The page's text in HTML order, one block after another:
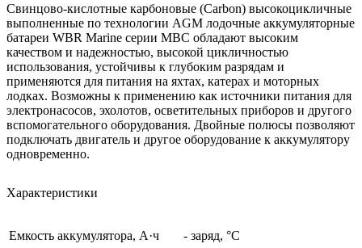
Свинцово-кислотные карбоновые (Carbon) высокоцикличные
выполненные по технологии AGM лодочные аккумуляторные
батареи WBR Marine серии MBС обладают высоким
качеством и надежностью, высокой цикличностью
использования, устойчивы к глубоким разрядам и
применяются для питания на яхтах, катерах и моторных
лодках. Возможны к применению как источники питания для
электронасосов, эхолотов, осветительных приборов и другого
вспомогательного оборудования. Двойные полюсы позволяют
подключать двигатель и другое оборудование к аккумулятору
одновременно.
Характеристики
Емкость аккумулятора, А·ч
- заряд, °С